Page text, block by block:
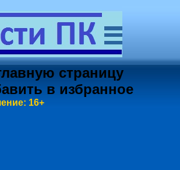
страницу
в избранное
16+